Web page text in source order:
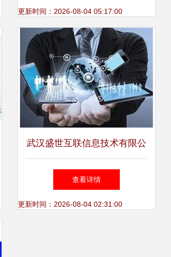
践
更新时间：2026-08-04 05:17:00
武汉盛世互联信息技术有限公
司 数智时代企业数字化转型
的全面赋能专家
查看详情
更新时间：2026-08-04 02:31:00